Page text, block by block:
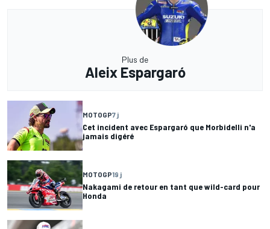
Plus de
Aleix Espargaró
MOTOGP7 j
Cet incident avec Espargaró que Morbidelli n'a
jamais digéré
MOTOGP19 j
Nakagami de retour en tant que wild-card pour
Honda